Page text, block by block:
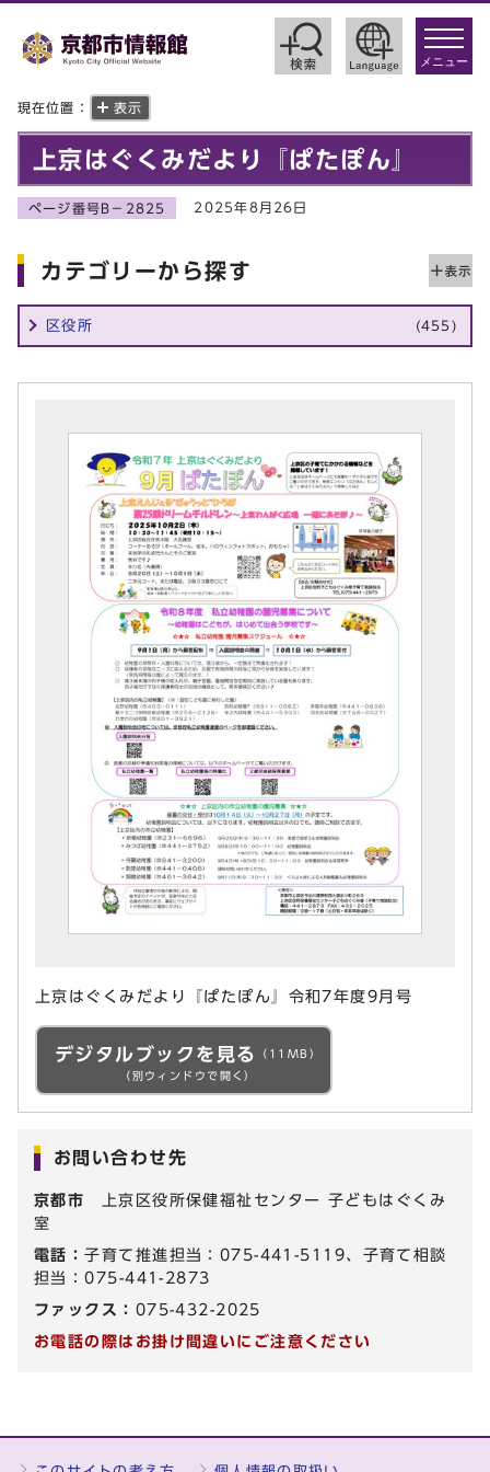
toggle
メニュー
現在位置： 表示
上京はぐくみだより『ぱたぽん』
ページ番号B－2825 2025年8月26日
カテゴリーから探す
区役所 (455)
上京はぐくみだより『ぱたぽん』令和7年度9月号
デジタルブックを見る
（11MB）
（別ウィンドウで開く）
お問い合わせ先
京都市 上京区役所保健福祉センター 子どもはぐくみ
室
電話：子育て推進担当：075-441-5119、子育て相談
担当：075-441-2873
ファックス： 075-432-2025
お電話の際はお掛け間違いにご注意ください